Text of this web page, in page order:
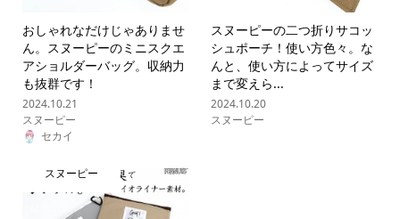
おしゃれなだけじゃありませ
ん。スヌーピーのミニスクエ
アショルダーバッグ。収納力
も抜群です！
2024.10.21
スヌーピー
セカイ
スヌーピーの二つ折りサコッ
シュポーチ！使い方色々。な
んと、使い方によってサイズ
まで変えら...
2024.10.20
スヌーピー
スヌーピー